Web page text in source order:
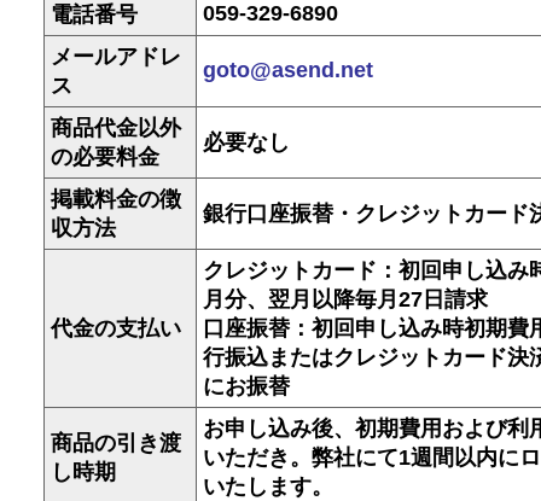
電話番号
059-329-6890
メールアドレ
ス
goto@asend.net
商品代金以外
の必要料金
必要なし
掲載料金の徴
収方法
銀行口座振替・クレジットカード
代金の支払い
クレジットカード：初回申し込み
月分、翌月以降毎月27日請求
口座振替：初回申し込み時初期費
行振込またはクレジットカード決
にお振替
商品の引き渡
し時期
お申し込み後、初期費用および利
いただき。弊社にて1週間以内に
いたします。